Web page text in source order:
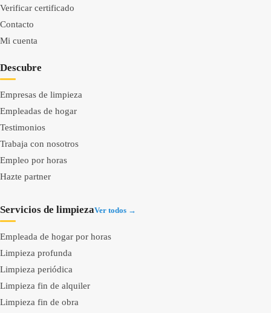
Verificar certificado
Contacto
Mi cuenta
Descubre
Empresas de limpieza
Empleadas de hogar
Testimonios
Trabaja con nosotros
Empleo por horas
Hazte partner
Servicios de limpiezaVer todos →
Empleada de hogar por horas
Limpieza profunda
Limpieza periódica
Limpieza fin de alquiler
Limpieza fin de obra